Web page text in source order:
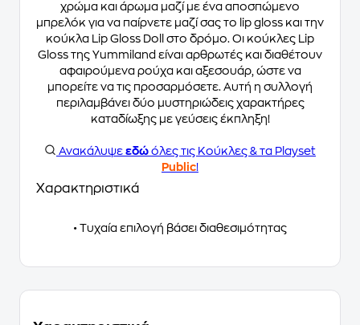
χρώμα και άρωμα μαζί με ένα αποσπώμενο
μπρελόκ για να παίρνετε μαζί σας το lip gloss και την
κούκλα Lip Gloss Doll στο δρόμο. Οι κούκλες Lip
Gloss της Yummiland είναι αρθρωτές και διαθέτουν
αφαιρούμενα ρούχα και αξεσουάρ, ώστε να
μπορείτε να τις προσαρμόσετε. Αυτή η συλλογή
περιλαμβάνει δύο μυστηριώδεις χαρακτήρες
καταδίωξης με γεύσεις έκπληξη!
Ανακάλυψε εδώ όλες τις Κούκλες & τα Playset
Public!
Χαρακτηριστικά
• Τυχαία επιλογή βάσει διαθεσιμότητας